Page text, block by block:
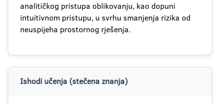
analitičkog pristupa oblikovanju, kao dopuni
intuitivnom pristupu, u svrhu smanjenja rizika od
neuspijeha prostornog rješenja.
Ishodi učenja (stečena znanja)